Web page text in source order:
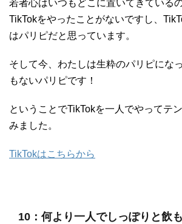
若者心はいつもどこに置いてきている
TikTokをやったことがないですし、
はパリピだと思っています。
そして今、わたしは生粋のパリピにな
もないパリピです！
ということでTikTokを一人でやってテ
みました。
TikTokはこちらから
10：何より一人でしっぽりと飲